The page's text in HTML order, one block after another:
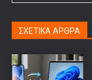
ΣΧΕΤΙΚΑ ΑΡΘΡΑ